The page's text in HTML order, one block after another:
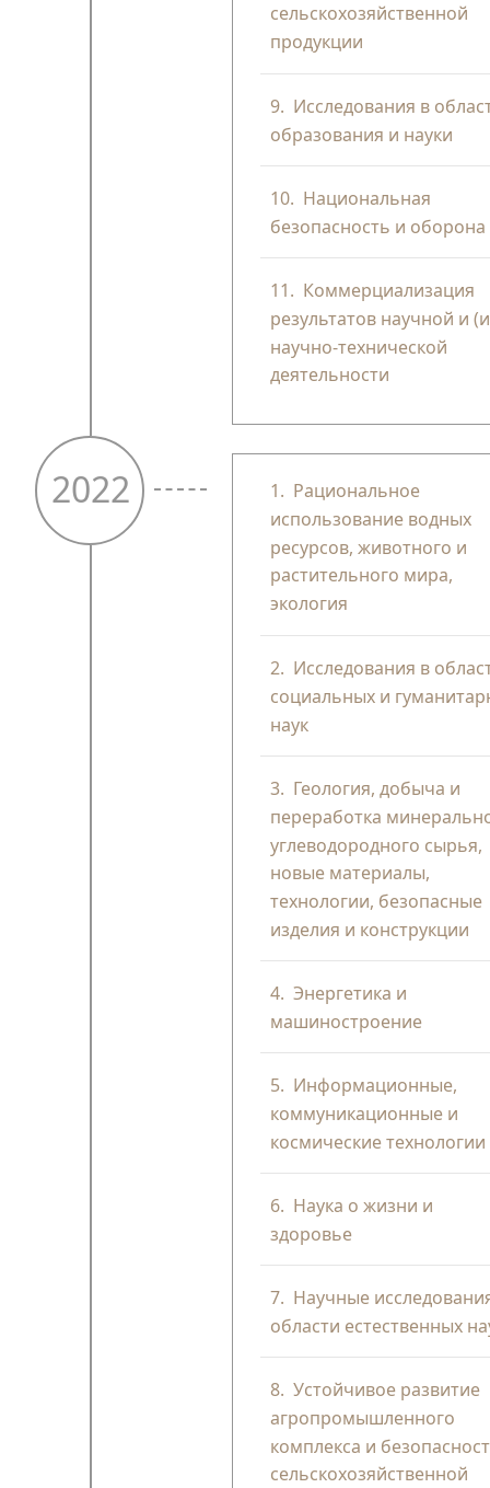
сельскохозяйственной
продукции
9. Исследования в
образования и науки
10. Национальная
безопасность и оборона
11. Коммерциализация
результатов научной и
научно-технической
деятельности
2022 1. Рациональное
использование водных
ресурсов, животного и
растительного мира,
экология
2. Исследования в
социальных и
наук
3. Геология, добыча и
переработка
углеводородного сырья,
новые материалы,
технологии, безопасные
изделия и конструкции
4.Энергетика и
машиностроение
5. Информационные,
коммуникационные и
космические технологии
6. Наука о жизни и
здоровье
7. Научные
области естественных
8.Устойчивое развитие
агропромышленного
комплекса и
сельскохозяйственной